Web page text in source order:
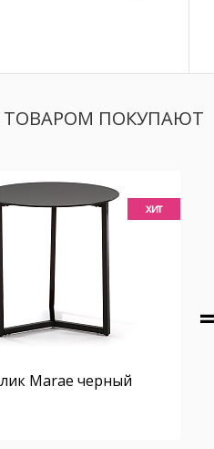
ТОВАРОМ ПОКУПАЮТ
хит
Marae черный